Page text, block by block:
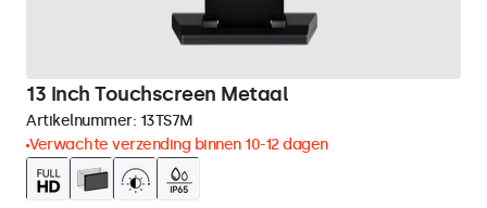
13 Inch Touchscreen Metaal
Artikelnummer: 13TS7M
Verwachte verzending binnen 10-12 dagen